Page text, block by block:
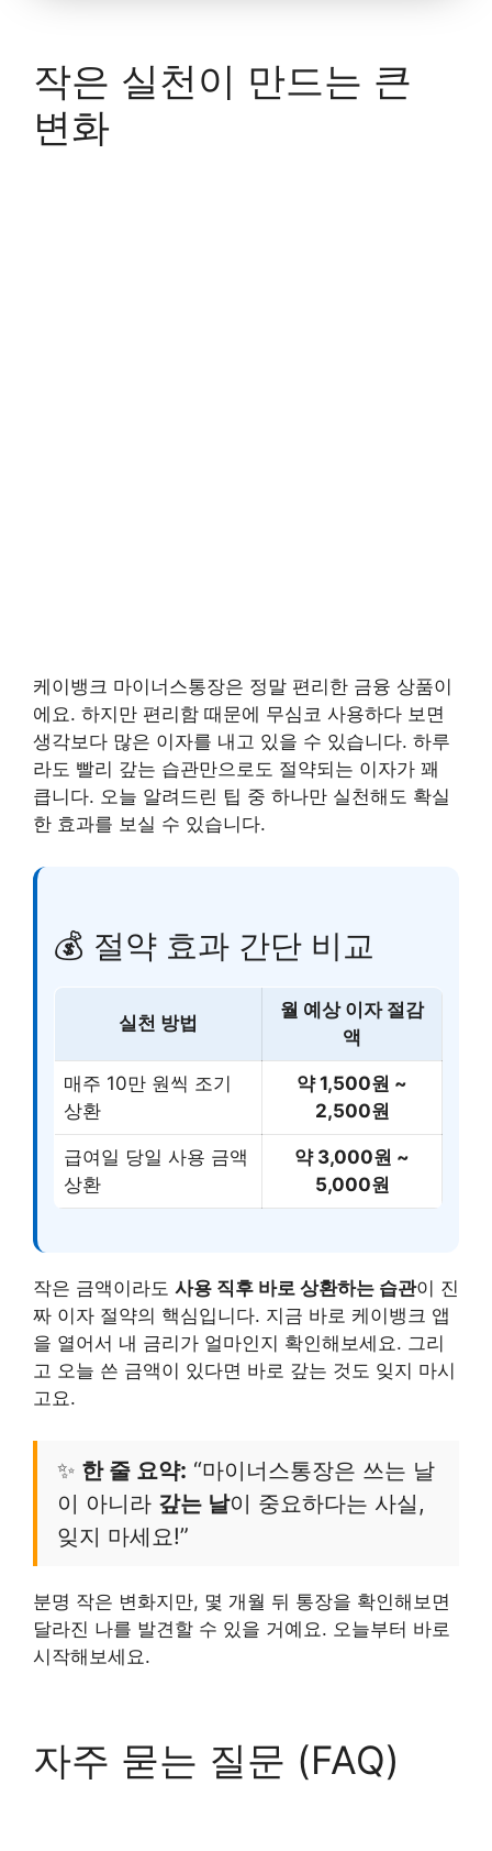
작은 실천이 만드는 큰
변화
케이뱅크 마이너스통장은 정말 편리한 금융 상품이
에요. 하지만 편리함 때문에 무심코 사용하다 보면
생각보다 많은 이자를 내고 있을 수 있습니다. 하루
라도 빨리 갚는 습관만으로도 절약되는 이자가 꽤
큽니다. 오늘 알려드린 팁 중 하나만 실천해도 확실
한 효과를 보실 수 있습니다.
💰 절약 효과 간단 비교
실천 방법
월 예상 이자 절감
액
매주 10만 원씩 조기
상환
약 1,500원 ~
2,500원
급여일 당일 사용 금액
상환
약 3,000원 ~
5,000원
작은 금액이라도 사용 직후 바로 상환하는 습관이 진
짜 이자 절약의 핵심입니다. 지금 바로 케이뱅크 앱
을 열어서 내 금리가 얼마인지 확인해보세요. 그리
고 오늘 쓴 금액이 있다면 바로 갚는 것도 잊지 마시
고요.
✨ 한 줄 요약: “마이너스통장은 쓰는 날
이 아니라 갚는 날이 중요하다는 사실,
잊지 마세요!”
분명 작은 변화지만, 몇 개월 뒤 통장을 확인해보면
달라진 나를 발견할 수 있을 거예요. 오늘부터 바로
시작해보세요.
자주 묻는 질문 (FAQ)